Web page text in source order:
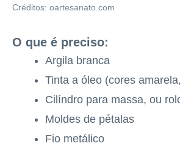
Créditos: oartesanato.com
O que é preciso:
Argila branca
Tinta a óleo (cores
Cilíndro para massa, ou
Moldes de pétalas
Fio metálico